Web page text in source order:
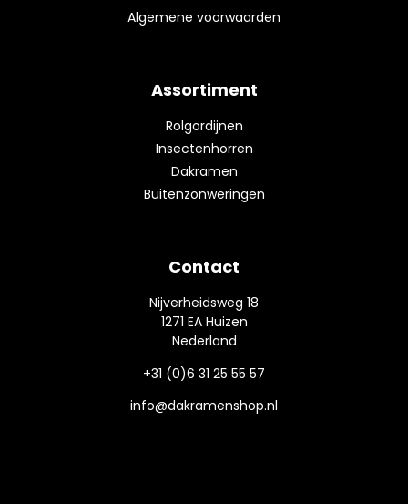
Algemene voorwaarden
Assortiment
Rolgordijnen
Insectenhorren
Dakramen
Buitenzonweringen
Contact
Nijverheidsweg 18
1271 EA Huizen
Nederland
+31 (0)6 31 25 55 57
info@dakramenshop.nl